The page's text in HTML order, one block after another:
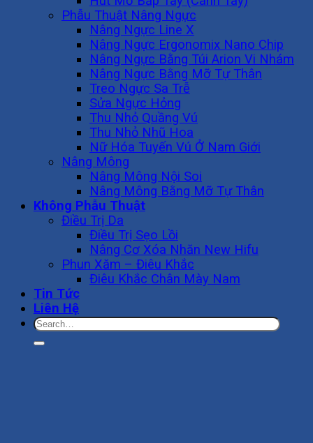
Phẫu Thuật Nâng Ngực
Nâng Ngực Line X
Nâng Ngực Ergonomix Nano Chip
Nâng Ngực Bằng Túi Arion Vi Nhám
Nâng Ngực Bằng Mỡ Tự Thân
Treo Ngực Sa Trễ
Sửa Ngực Hỏng
Thu Nhỏ Quầng Vú
Thu Nhỏ Nhũ Hoa
Nữ Hóa Tuyến Vú Ở Nam Giới
Nâng Mông
Nâng Mông Nội Soi
Nâng Mông Bằng Mỡ Tự Thân
Không Phẫu Thuật
Điều Trị Da
Điều Trị Sẹo Lồi
Nâng Cơ Xóa Nhăn New Hifu
Phun Xăm – Điêu Khắc
Điêu Khắc Chân Mày Nam
Tin Tức
Liên Hệ